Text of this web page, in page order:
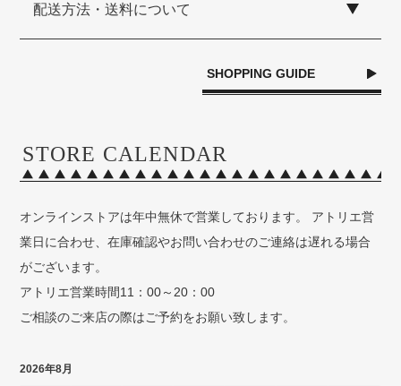
配送方法・送料について
SHOPPING GUIDE
STORE CALENDAR
オンラインストアは年中無休で営業しております。 アトリエ営
業日に合わせ、在庫確認やお問い合わせのご連絡は遅れる場合
がございます。
アトリエ営業時間11：00～20：00
ご相談のご来店の際はご予約をお願い致します。
2026年8月